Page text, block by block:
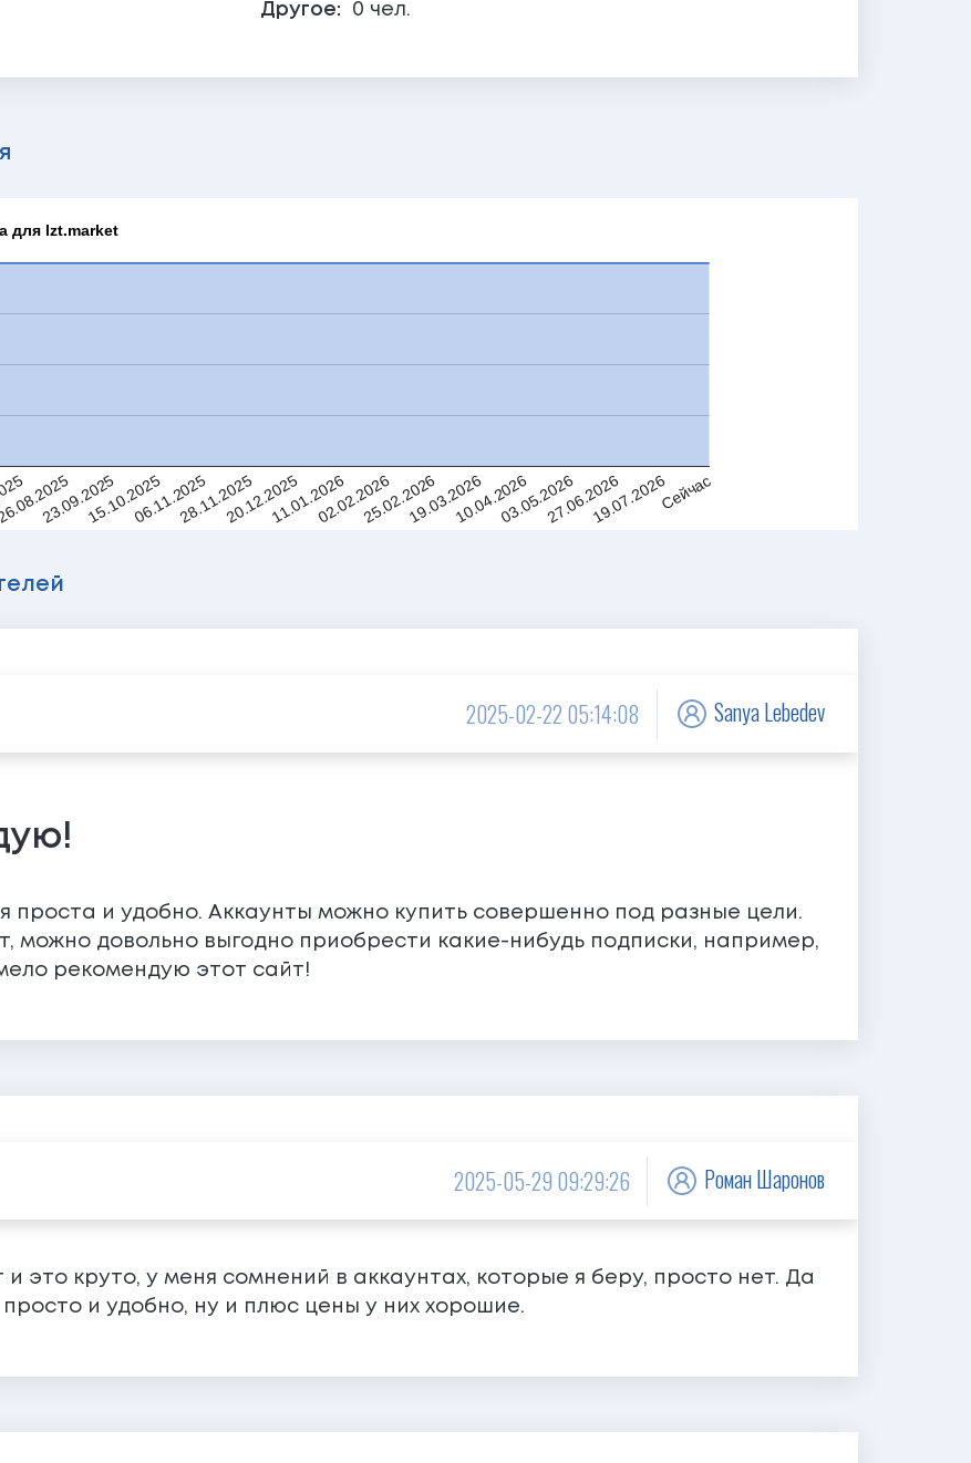
Другое: 0 чел.
для lzt.market
23.09.202515.10.202506.11.202528.11.202520.12.202511.01.202602.02.202625.02.202619.03.202610.04.202603.05.202627.06.202619.07.2026Сейчас
2025-02-22 05:14:08 Sanya Lebedev
проста и удобно. Аккаунты можно купить совершенно под разные цели.
можно довольно выгодно приобрести какие-нибудь подписки, например,
рекомендую этот сайт!
2025-05-29 09:29:26 Роман Шаронов
это круто, у меня сомнений в аккаунтах, которые я беру, просто нет. Да
и удобно, ну и плюс цены у них хорошие.